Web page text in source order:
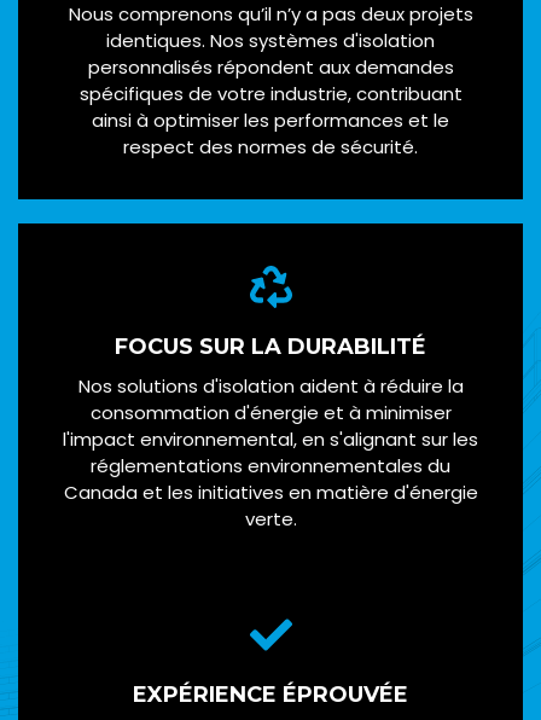
Nous comprenons qu’il n’y a pas deux projets
identiques. Nos systèmes d'isolation
personnalisés répondent aux demandes
spécifiques de votre industrie, contribuant
ainsi à optimiser les performances et le
respect des normes de sécurité.
FOCUS SUR LA DURABILITÉ
Nos solutions d'isolation aident à réduire la
consommation d'énergie et à minimiser
l'impact environnemental, en s'alignant sur les
réglementations environnementales du
Canada et les initiatives en matière d'énergie
verte.
EXPÉRIENCE ÉPROUVÉE